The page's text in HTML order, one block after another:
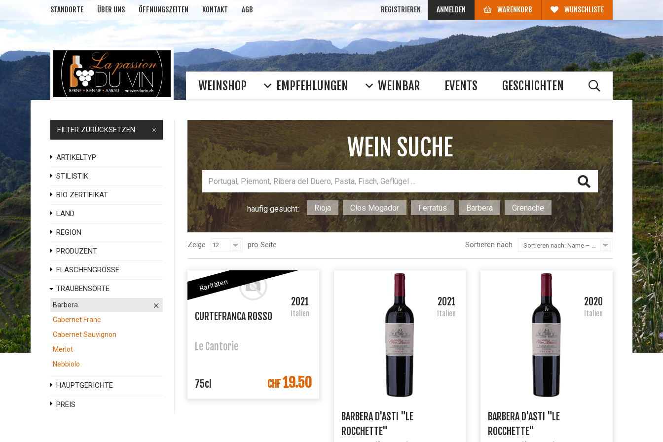
STANDORTE ÜBER UNS ÖFFNUNGSZEITEN KONTAKT AGB REGISTRIEREN ANMELDEN WARENKORB WUNSCHLISTE
WEINSHOP EMPFEHLUNGEN WEINBAR EVENTS GESCHICHTEN
FILTER ZURÜCKSETZEN
ARTIKELTYP
STILISTIK
BIO ZERTIFIKAT
LAND
REGION
PRODUZENT
FLASCHENGRÖSSE
TRAUBENSORTE
Barbera
Cabernet Franc
Cabernet Sauvignon
Merlot
Nebbiolo
HAUPTGERICHTE
PREIS
WEIN SUCHE
häufig gesucht: Rioja Clos Mogador Ferratus Barbera Grenache
Zeige pro Seite Sortieren nach Sortieren nach: Name – Z bis A
Raritäten
2021
Italien
CURTEFRANCA ROSSO
Le Cantorie
IN DEN WARENKORB
75cl CHF19.50
2021
Italien
BARBERA D'ASTI "LE
ROCCHETTE"
2020
Italien
BARBERA D'ASTI "LE
ROCCHETTE"